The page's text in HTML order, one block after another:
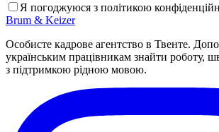
Я погоджуюся з політикою
Brum & Keizer
Особисте кадрове агентство в Твенте.
українським працівникам знайти роботу,
з підтримкою рідною мовою.